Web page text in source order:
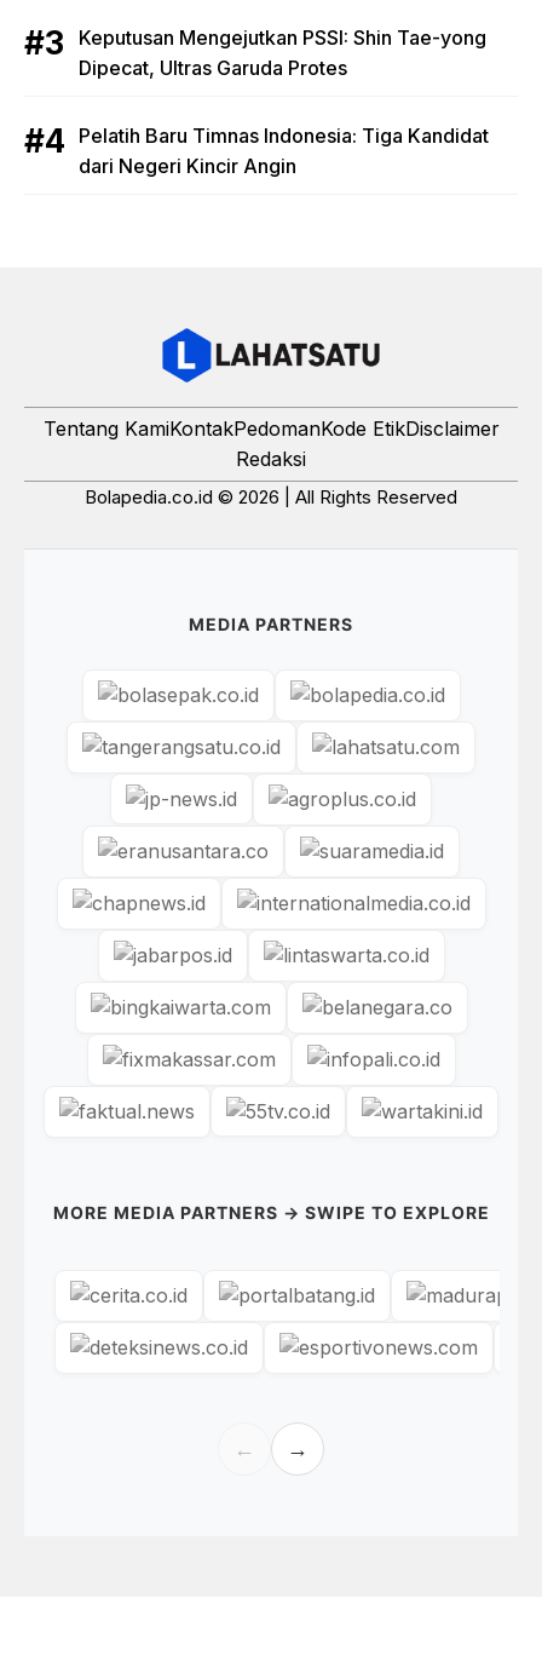
Keputusan Mengejutkan PSSI: Shin Tae-yong
Dipecat, Ultras Garuda Protes
Pelatih Baru Timnas Indonesia: Tiga Kandidat
dari Negeri Kincir Angin
Tentang KamiKontakPedomanKode EtikDisclaimer
Redaksi
Bolapedia.co.id © 2026 | All Rights Reserved
MEDIA PARTNERS
MORE MEDIA PARTNERS → SWIPE TO EXPLORE
← →